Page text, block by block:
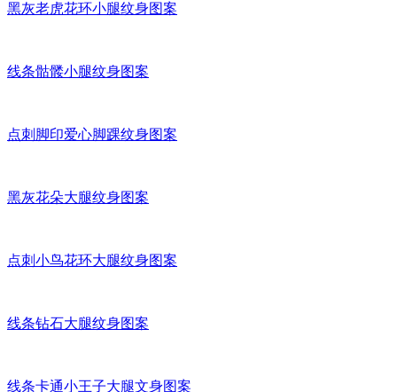
黑灰老虎花环小腿纹身图案
线条骷髅小腿纹身图案
点刺脚印爱心脚踝纹身图案
黑灰花朵大腿纹身图案
点刺小鸟花环大腿纹身图案
线条钻石大腿纹身图案
线条卡通小王子大腿文身图案